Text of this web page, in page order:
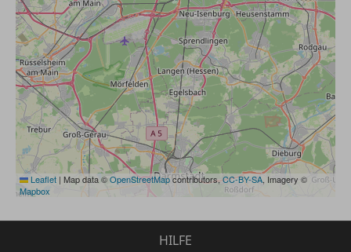
Leaflet | Map data ©OpenStreetMapcontributors, CC-BY-SA , Imagery ©
Mapbox
HILFE